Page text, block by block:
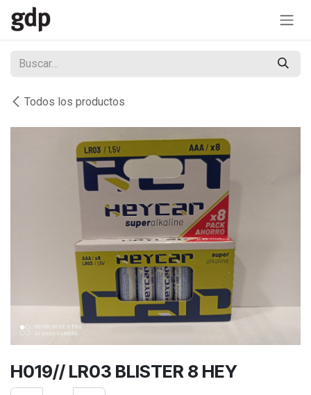
Ir al contenido
Todos los productos
H019// LR03 BLISTER 8 HEY